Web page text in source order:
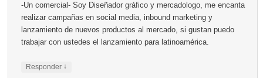
-Un comercial- Soy Diseñador gráfico y mercadologo, me encanta
realizar campañas en social media, inbound marketing y
lanzamiento de nuevos productos al mercado, si gustan puedo
trabajar con ustedes el lanzamiento para latinoamérica.
Responder ↓